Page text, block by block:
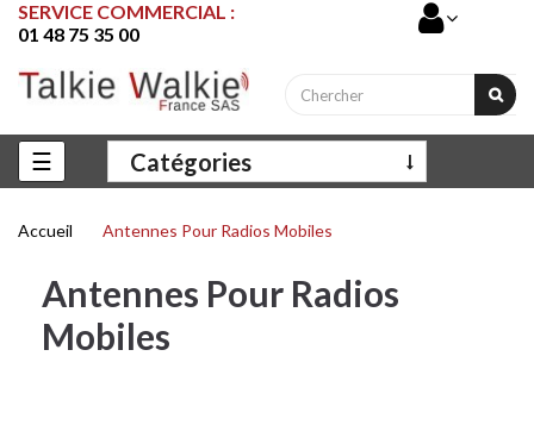
SERVICE COMMERCIAL :
01 48 75 35 00
Catégories
Basculer
la
☰
Accueil Antennes Pour Radios Mobiles
Antennes Pour Radios
Mobiles